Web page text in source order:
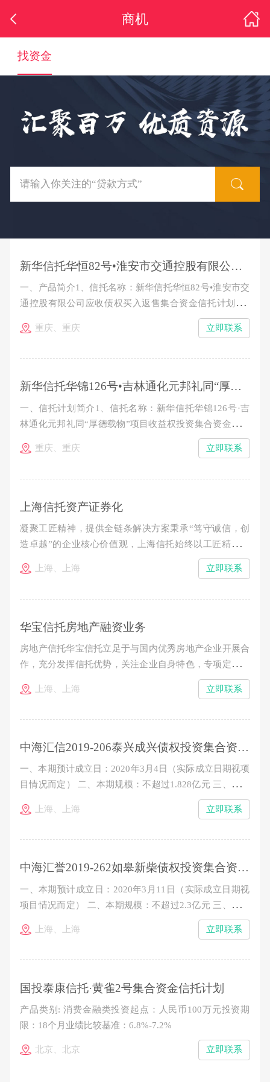
商机
找资金
新华信托华恒82号•淮安市交通控股有限公司应收债权买入返售集合资金信托计划推介公告（第一批次第五期）
一、产品简介1、信托名称：新华信托华恒82号•淮安市交
通控股有限公司应收债权买入返售集合资金信托计划2、
产品期限：1.5年。3、信托规模：4.99亿元，分期发行。
4、预期年收益率：类型 认购金额 期限 预期收益率 信
重庆、重庆 立即联系
新华信托华锦126号•吉林通化元邦礼同“厚德载物”项目收益权投资集合资金信托计划（第三期）推介公告
一、信托计划简介1、信托名称：新华信托华锦126号·吉
林通化元邦礼同“厚德载物”项目收益权投资集合资金信托
计划2、存续期限：从成立日起至2015年11月7日止。3、
本期信托规模：不超过8557万元。4、预期年收益率：
收
重庆、重庆 立即联系
上海信托资产证券化
凝聚工匠精神，提供全链条解决方案秉承“笃守诚信，创
造卓越”的企业核心价值观，上海信托始终以工匠精神打
造资产证券化精品投行业务，立足于公司在资产证券化业
务领域的专业能力和先发优势，逐步构筑起“受托管理-投
上海、上海 立即联系
华宝信托房地产融资业务
房地产信托华宝信托立足于与国内优秀房地产企业开展合
作，充分发挥信托优势，关注企业自身特色，专项定制投
融资计划。华宝信托通过抵质押融资、夹层融资、权益型
融资、房地产信托基金等模式，实现信托机制与企业融资
上海、上海 立即联系
中海汇信2019-206泰兴成兴债权投资集合资金信托计划
一、本期预计成立日：2020年3月4日（实际成立日期视项
目情况而定） 二、本期规模：不超过1.828亿元 三、信托
单位期限：2年 四、认购金额：100万元起，以10万元的
整数倍增加（300万元以下的名额有限，时间优先、额满
上海、上海 立即联系
中海汇誉2019-262如皋新柴债权投资集合资金信托计划
一、本期预计成立日：2020年3月11日（实际成立日期视
项目情况而定） 二、本期规模：不超过2.3亿元 三、信托
单位期限：24个月 四、认购金额：100万元起，以10万元
的整数倍增加（300万元以下的名额有限，时间优先、额
上海、上海 立即联系
国投泰康信托·黄雀2号集合资金信托计划
产品类别: 消费金融类投资起点：人民币100万元投资期
限：18个月业绩比较基准：6.8%-7.2%
北京、北京 立即联系